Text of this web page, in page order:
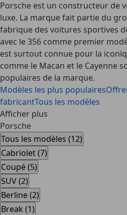
Porsche est un constructeur de
luxe. La marque fait partie du
fabrique des voitures sportives
avec le 356 comme premier
est surtout connue pour la
comme le Macan et le Cayenne
populaires de la marque.
Modèles les plus populaires
fabricantTous les modèles
Afficher plus
Porsche
Tous les modèles (12)
Cabriolet (7)
Coupé (5)
SUV (2)
Berline (2)
Break (1)